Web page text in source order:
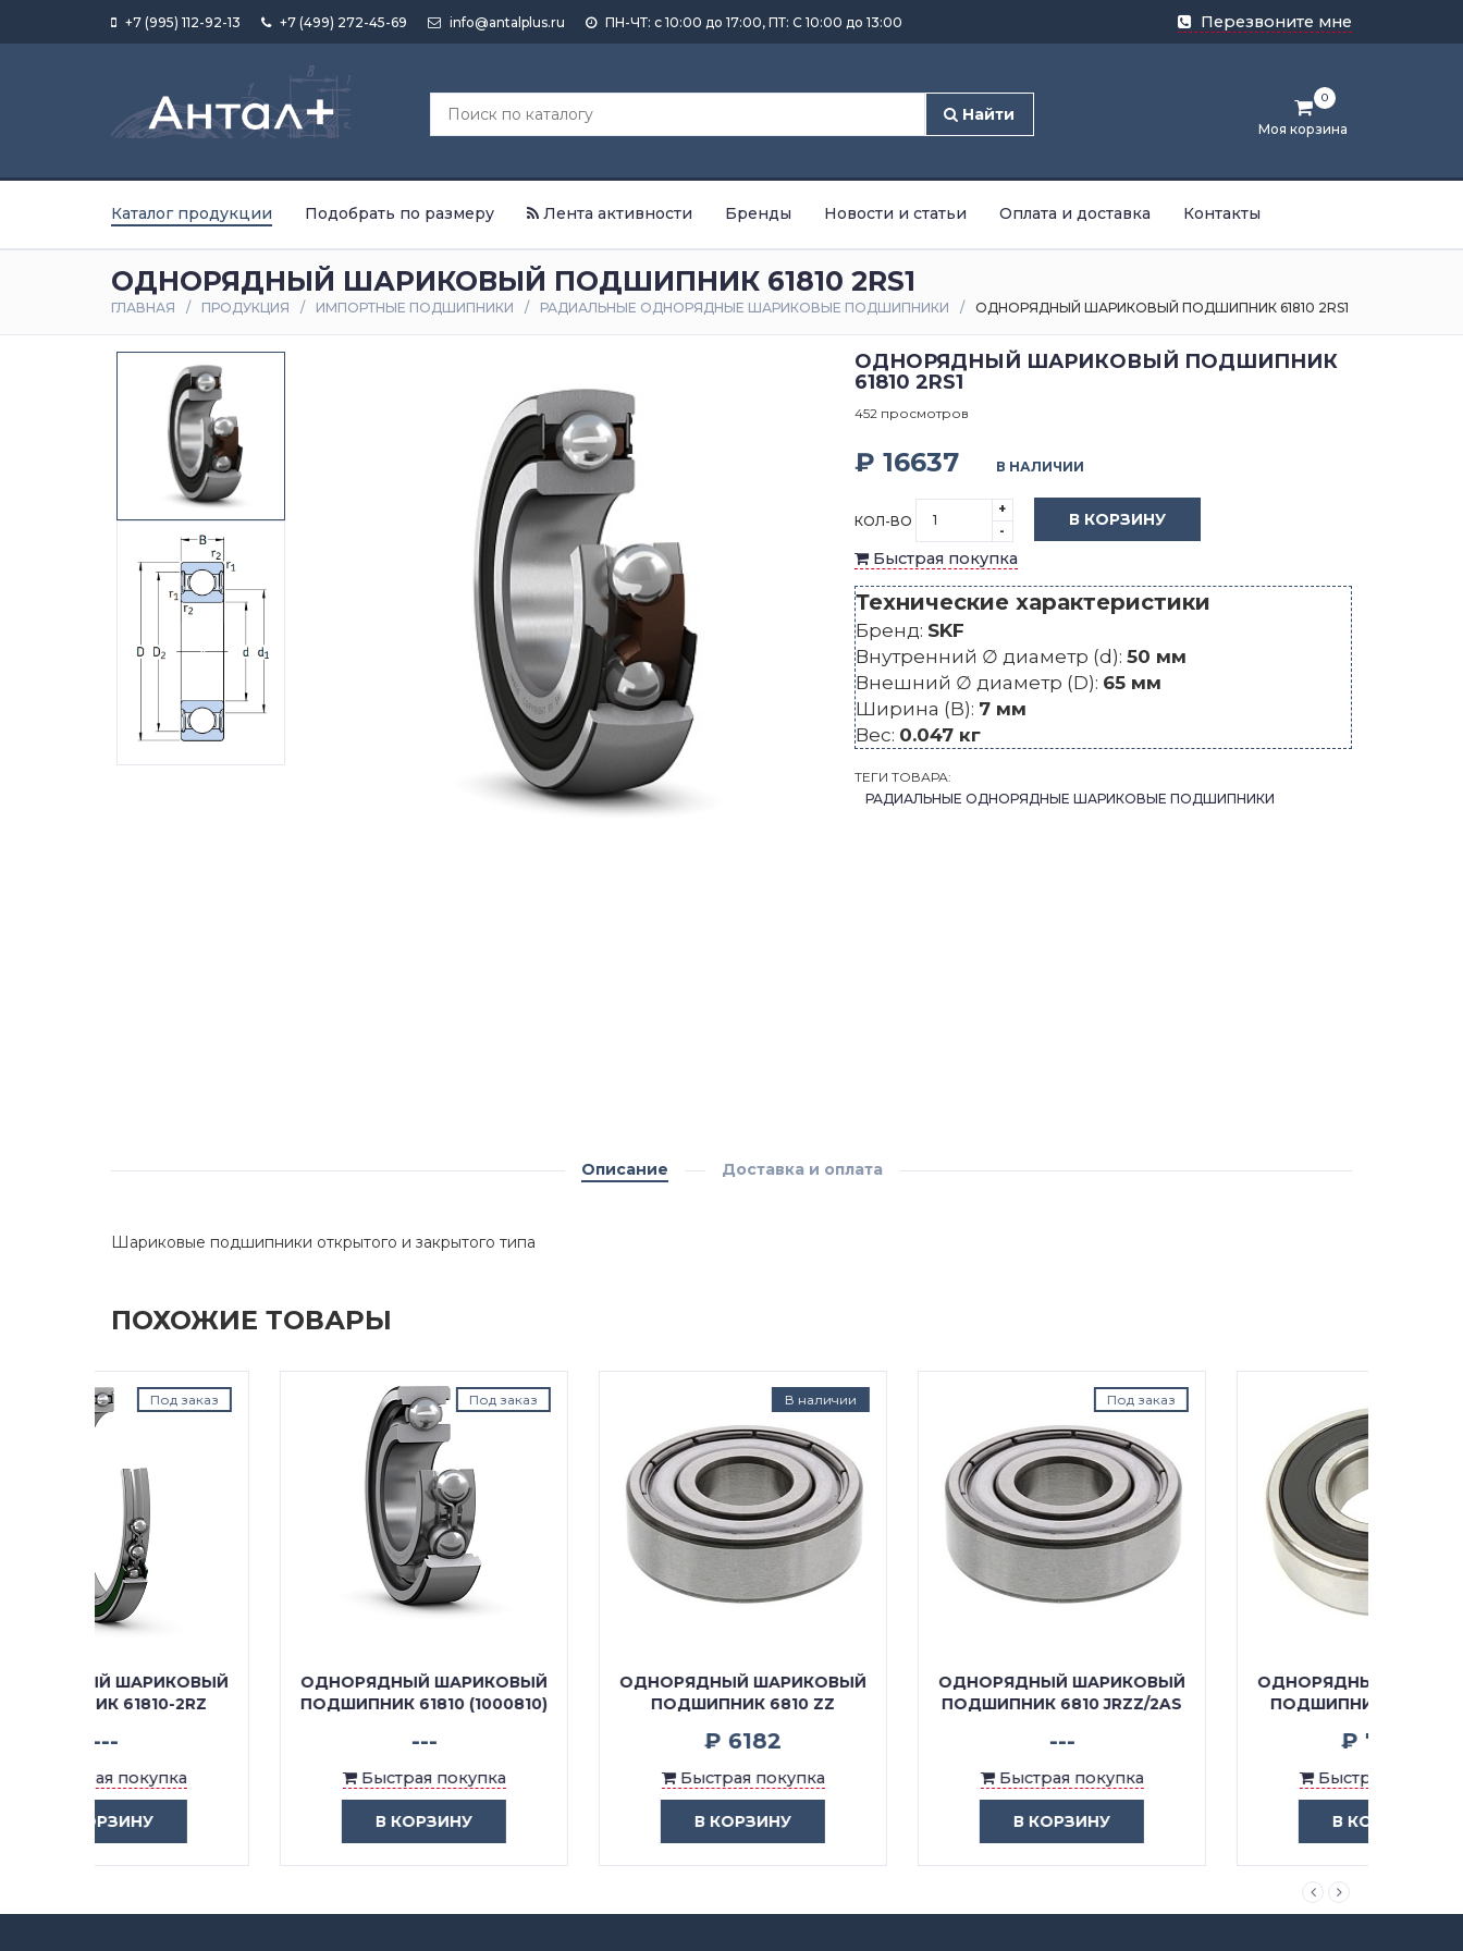
+7 (995) 112-92-13 +7 (499) 272-45-69 info@antalplus.ru ПН-ЧТ: с 10:00 до 17:00, ПТ: С 10:00 до 13:00 Перезвоните мне
Найти
Моя корзина
0
Каталог продукции Подобрать по размеру Лента активности Бренды Новости и статьи Оплата и доставка Контакты
ОДНОРЯДНЫЙ ШАРИКОВЫЙ ПОДШИПНИК 61810 2RS1
ГЛАВНАЯ ПРОДУКЦИЯ ИМПОРТНЫЕ ПОДШИПНИКИ РАДИАЛЬНЫЕ ОДНОРЯДНЫЕ ШАРИКОВЫЕ ПОДШИПНИКИ ОДНОРЯДНЫЙ ШАРИКОВЫЙ ПОДШИПНИК 61810 2RS1
ОДНОРЯДНЫЙ ШАРИКОВЫЙ ПОДШИПНИК
61810 2RS1
452 просмотров
₽ 16637 В НАЛИЧИИ
КОЛ-ВО
+
-
В КОРЗИНУ
Быстрая покупка
Технические характеристики
Бренд: SKF
Внутренний ∅ диаметр (d): 50 мм
Внешний ∅ диаметр (D): 65 мм
Ширина (B): 7 мм
Вес: 0.047 кг
ТЕГИ ТОВАРА:
РАДИАЛЬНЫЕ ОДНОРЯДНЫЕ ШАРИКОВЫЕ ПОДШИПНИКИ
Описание Доставка и оплата
Шариковые подшипники открытого и закрытого типа
ПОХОЖИЕ ТОВАРЫ
ОДНОРЯДНЫЙ ШАРИКОВЫЙ
ПОДШИПНИК 61810 (1000810)
ОДНОРЯДНЫЙ ШАРИКОВЫЙ
ПОДШИПНИК 6810 ZZ
ОДНОРЯДНЫЙ ШАРИКОВЫЙ
ПОДШИПНИК 6810 JRZZ/2AS
ОДНОРЯДНЫЙ ШАРИКОВЫЙ
ПОДШИПНИК 6810 LLU/2A